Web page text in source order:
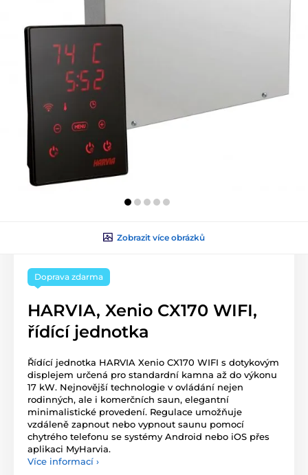
Zobrazit více obrázků
Doprava zdarma
HARVIA, Xenio CX170 WIFI,
řídící jednotka
Řídící jednotka HARVIA Xenio CX170 WIFI s dotykovým
displejem určená pro standardní kamna až do výkonu
17 kW. Nejnovější technologie v ovládání nejen
rodinných, ale i komerčních saun, elegantní
minimalistické provedení. Regulace umožňuje
vzdáleně zapnout nebo vypnout saunu pomocí
chytrého telefonu se systémy Android nebo iOS přes
aplikaci MyHarvia.
Více informací ›